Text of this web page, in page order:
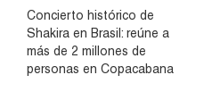
Concierto histórico de
Shakira en Brasil: reúne a
más de 2 millones de
personas en Copacabana